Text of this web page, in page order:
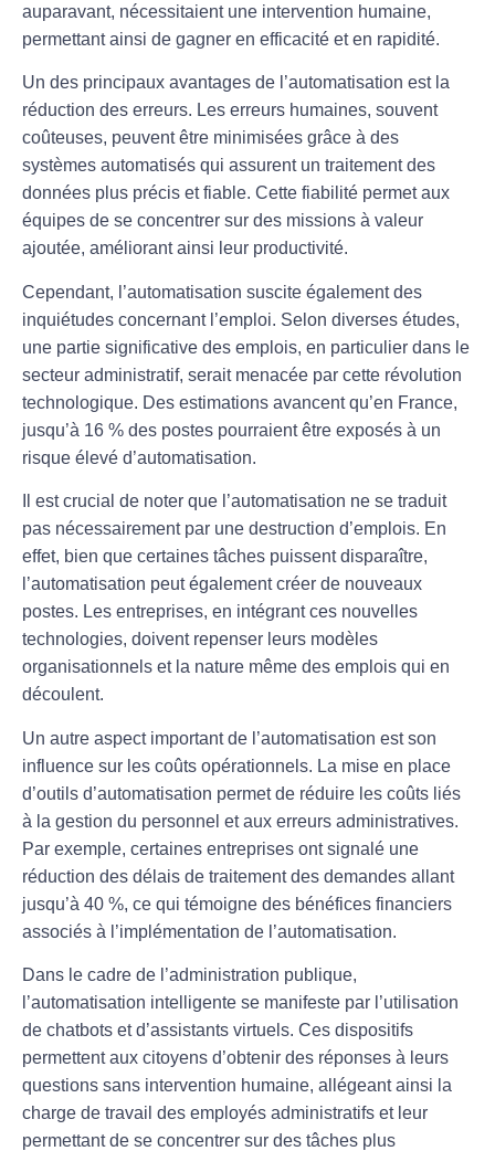
auparavant, nécessitaient une intervention humaine,
permettant ainsi de gagner en efficacité et en rapidité.
Un des principaux avantages de l’automatisation est la
réduction des erreurs. Les erreurs humaines, souvent
coûteuses, peuvent être minimisées grâce à des
systèmes automatisés qui assurent un traitement des
données plus précis et fiable. Cette fiabilité permet aux
équipes de se concentrer sur des missions à valeur
ajoutée, améliorant ainsi leur productivité.
Cependant, l’automatisation suscite également des
inquiétudes concernant l’emploi. Selon diverses études,
une partie significative des emplois, en particulier dans le
secteur administratif, serait menacée par cette révolution
technologique. Des estimations avancent qu’en France,
jusqu’à 16 % des postes pourraient être exposés à un
risque élevé d’automatisation.
Il est crucial de noter que l’automatisation ne se traduit
pas nécessairement par une destruction d’emplois. En
effet, bien que certaines tâches puissent disparaître,
l’automatisation peut également créer de nouveaux
postes. Les entreprises, en intégrant ces nouvelles
technologies, doivent repenser leurs modèles
organisationnels et la nature même des emplois qui en
découlent.
Un autre aspect important de l’automatisation est son
influence sur les coûts opérationnels. La mise en place
d’outils d’automatisation permet de réduire les coûts liés
à la gestion du personnel et aux erreurs administratives.
Par exemple, certaines entreprises ont signalé une
réduction des délais de traitement des demandes allant
jusqu’à 40 %, ce qui témoigne des bénéfices financiers
associés à l’implémentation de l’automatisation.
Dans le cadre de l’administration publique,
l’automatisation intelligente se manifeste par l’utilisation
de chatbots et d’assistants virtuels. Ces dispositifs
permettent aux citoyens d’obtenir des réponses à leurs
questions sans intervention humaine, allégeant ainsi la
charge de travail des employés administratifs et leur
permettant de se concentrer sur des tâches plus